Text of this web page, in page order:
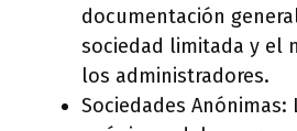
documentación
sociedad limitada y el
los administradores.
Sociedades Anónimas: